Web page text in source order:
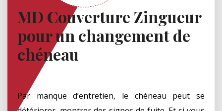
MD Couverture Zingueur
pour un changement de
chéneau
Par manque d’entretien, le chéneau peut se